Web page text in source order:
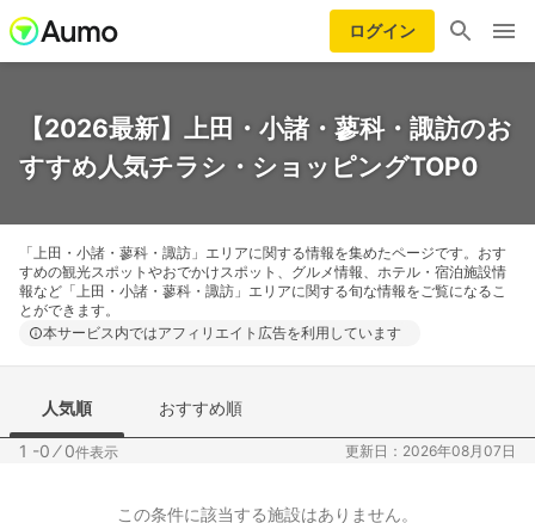
ログイン
【2026最新】上田・小諸・蓼科・諏訪のお
すすめ人気チラシ・ショッピングTOP0
「上田・小諸・蓼科・諏訪」エリアに関する情報を集めたページです。おす
すめの観光スポットやおでかけスポット、グルメ情報、ホテル・宿泊施設情
報など「上田・小諸・蓼科・諏訪」エリアに関する旬な情報をご覧になるこ
とができます。
本サービス内ではアフィリエイト広告を利用しています
人気順 おすすめ順
1 -0 ⁄0件表示 更新日：2026年08月07日
この条件に該当する施設はありません。